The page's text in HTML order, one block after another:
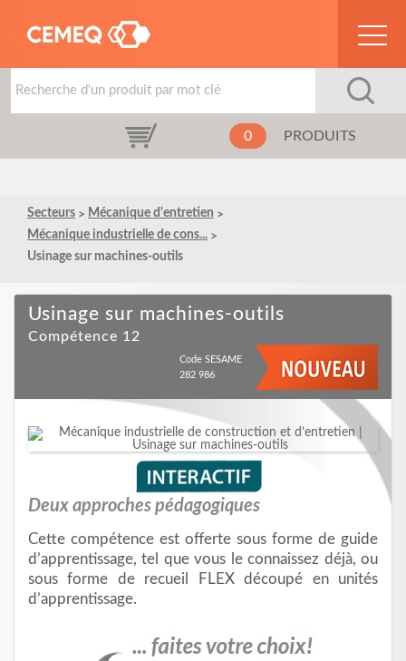
0 PRODUITS
Secteurs
Mécanique d'entretien
Mécanique industrielle de cons...
Usinage sur machines-outils
Usinage sur machines-outils
Compétence 12
Code SESAME
282 986
Deux approches pédagogiques
Cette compétence est offerte sous forme de guide
d’apprentissage, tel que vous le connaissez déjà, ou
sous forme de recueil FLEX découpé en unités
d’apprentissage.